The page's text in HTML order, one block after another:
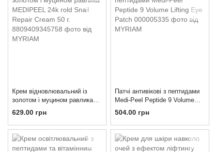
Крем відновлювальний із
золотом і муцином равлика
MEDIPEEL 24k гold Snail
Repair Cream 50 г.
629.00 грн
Патчі антивікові з пептидами
Medi-Peel Peptide 9 Volume
Lifting Eye Patch
504.00 грн